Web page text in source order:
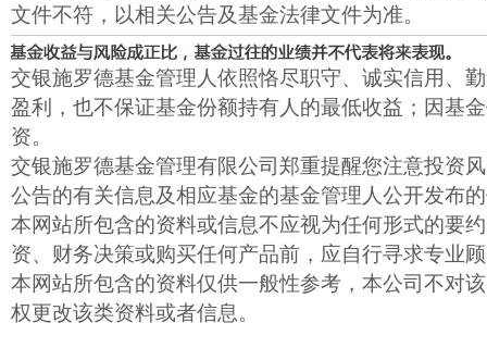
文件不符，以相关公告及基金法律文件为准。
交银施罗德基金管理人依照恪尽职守、诚实信用、
盈利，也不保证基金份额持有人的最低收益；因基
资。
交银施罗德基金管理有限公司郑重提醒您注意投资
公告的有关信息及相应基金的基金管理人公开发布
本网站所包含的资料或信息不应视为任何形式的要
资、财务决策或购买任何产品前，应自行寻求专业
本网站所包含的资料仅供一般性参考，本公司不对
权更改该类资料或者信息。